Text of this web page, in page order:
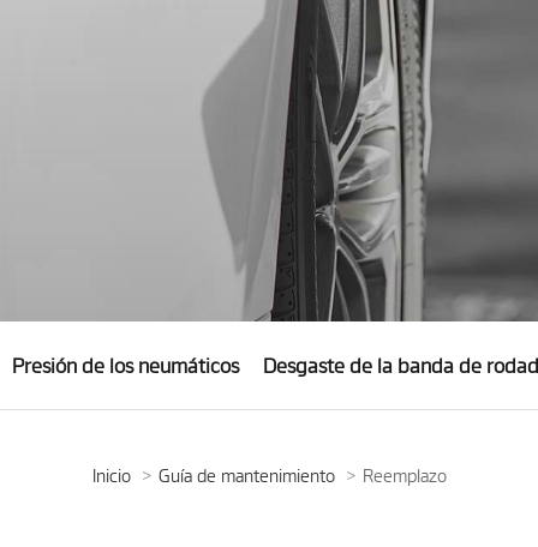
Presión de los neumáticos Desgaste de la banda de
Inicio Guía de mantenimiento Reemplazo